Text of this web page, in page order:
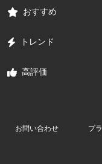
おすすめ
トレンド
高評価
お問い合わせ プ